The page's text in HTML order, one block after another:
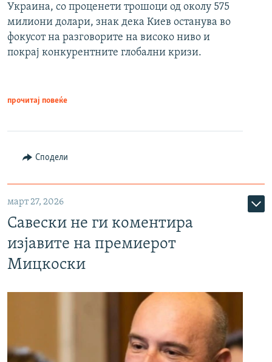
Украина, со проценети трошоци од околу 575
милиони долари, знак дека Киев останува во
фокусот на разговорите на високо ниво и
покрај конкурентните глобални кризи.
прочитај повеќе
Сподели
март 27, 2026
Савески не ги коментира
изјавите на премиерот
Мицкоски